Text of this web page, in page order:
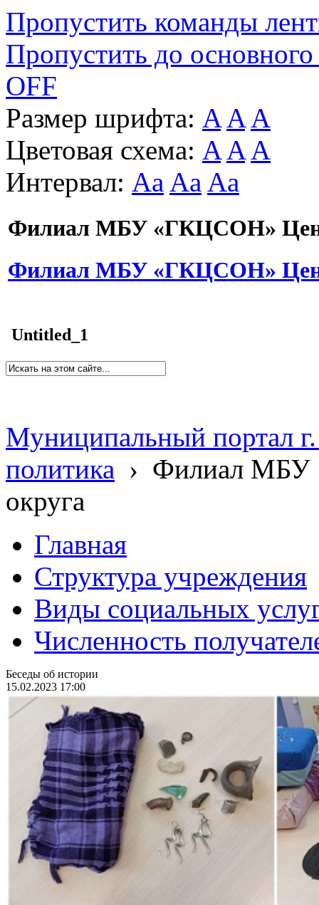
Пропустить команды
Пропустить до основного
OFF
Размер шрифта: A A A
Цветовая схема: A A A
Интервал: Aa Aa Aa
Филиал МБУ «ГКЦСОН»
Филиал МБУ «ГКЦСОН»
Untitled_1
Муниципальный портал
политика › Филиал МБУ
округа
Главная
Структура учреждения
Виды социальных
Численность
Беседы об истории
15.02.2023 17:00